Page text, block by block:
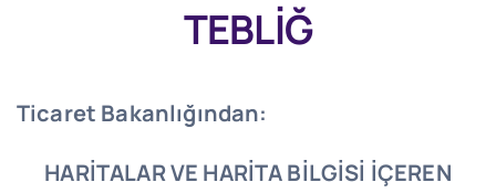
TEBLİĞ
Ticaret Bakanlığından:
HARİTALAR VE HARİTA BİLGİSİ İÇEREN